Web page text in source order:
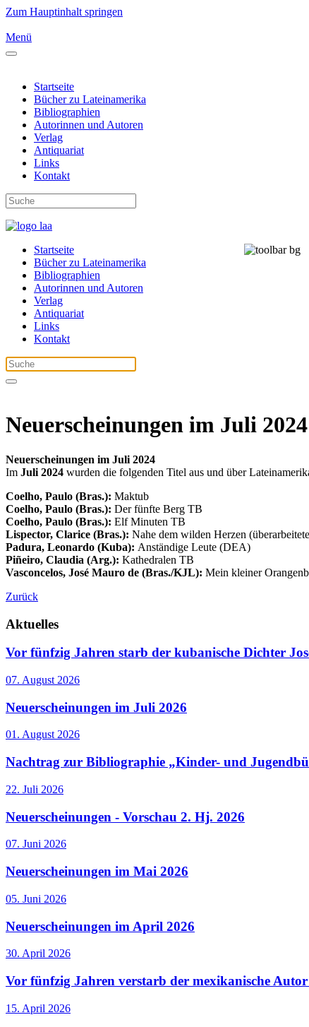
Zum Hauptinhalt springen
Menü
Startseite
Bücher zu Lateinamerika
Bibliographien
Autorinnen und Autoren
Verlag
Antiquariat
Links
Kontakt
Startseite
Bücher zu Lateinamerika
Bibliographien
Autorinnen und Autoren
Verlag
Antiquariat
Links
Kontakt
Neuerscheinungen im Juli 2024
Neuerscheinungen im Juli 2024
Im Juli 2024 wurden die folgenden Titel aus und über
Coelho, Paulo (Bras.): Maktub
Coelho, Paulo (Bras.): Der fünfte Berg TB
Coelho, Paulo (Bras.): Elf Minuten TB
Lispector, Clarice (Bras.): Nahe dem wilden Herzen
Padura, Leonardo (Kuba): Anständige Leute (DEA)
Piñeiro, Claudia (Arg.): Kathedralen TB
Vasconcelos, José Mauro de (Bras./KJL): Mein kleiner
Zurück
Aktuelles
Vor fünfzig Jahren starb der kubanische Dichter
07. August 2026
Neuerscheinungen im Juli 2026
01. August 2026
Nachtrag zur Bibliographie „Kinder- und
22. Juli 2026
Neuerscheinungen - Vorschau 2. Hj. 2026
07. Juni 2026
Neuerscheinungen im Mai 2026
05. Juni 2026
Neuerscheinungen im April 2026
30. April 2026
Vor fünfzig Jahren verstarb der mexikanische Autor
15. April 2026